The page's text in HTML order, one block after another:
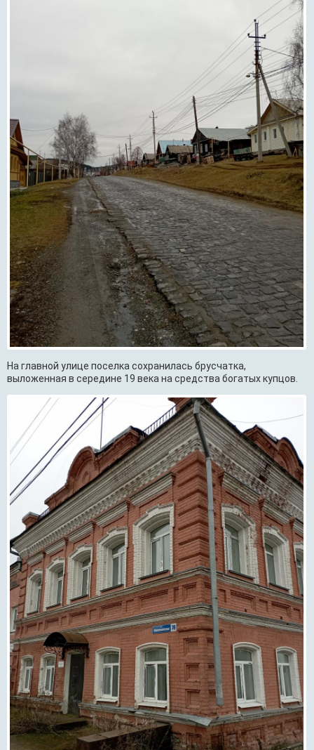
На главной улице поселка сохранилась брусчатка,
выложенная в середине 19 века на средства богатых купцов.